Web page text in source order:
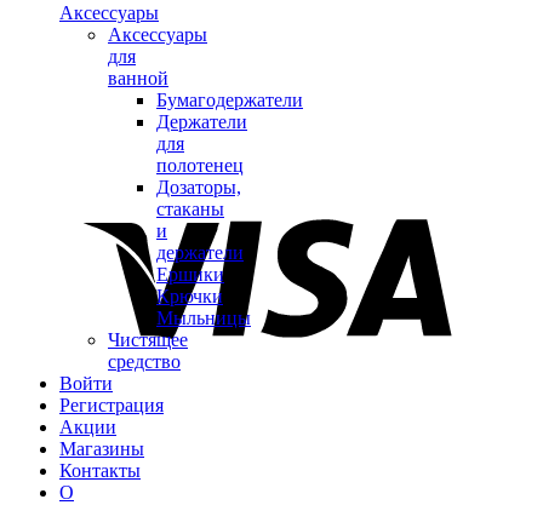
Аксессуары
Аксессуары
для
ванной
Бумагодержатели
Держатели
для
полотенец
Дозаторы,
стаканы
и
держатели
Ершики
Крючки
Мыльницы
Чистящее
средство
Войти
Регистрация
Акции
Магазины
Контакты
О